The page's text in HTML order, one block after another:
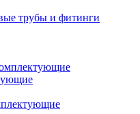
трубы и фитинги